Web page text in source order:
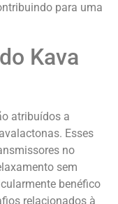
para uma
Kava
atribuídos a
Esses
no
sem
benéfico
relacionados à